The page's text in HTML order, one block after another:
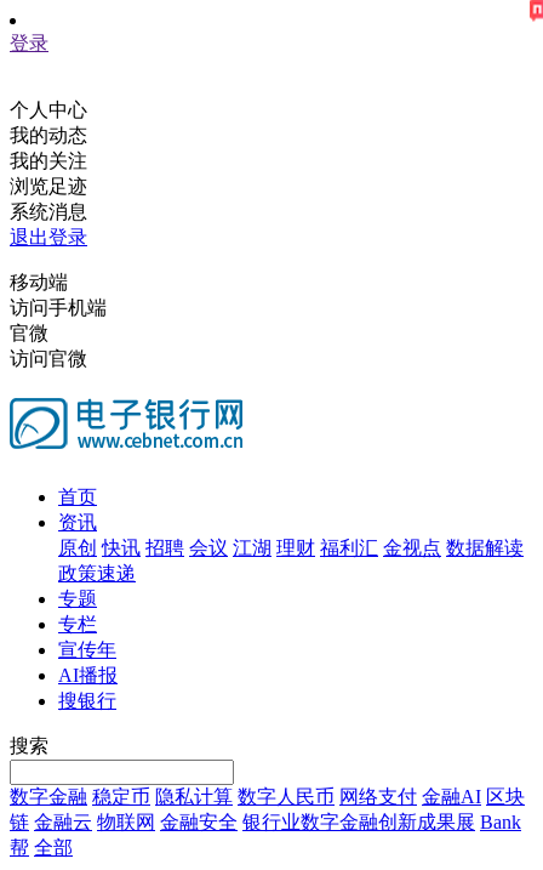
登录
个人中心
我的动态
我的关注
浏览足迹
系统消息
退出登录
移动端
访问手机端
官微
访问官微
首页
资讯
原创 快讯 招聘 会议 江湖 理财 福利汇 金视点 数据解读
政策速递
专题
专栏
宣传年
AI播报
搜银行
搜索
数字金融 稳定币 隐私计算 数字人民币 网络支付 金融AI 区块
链 金融云 物联网 金融安全 银行业数字金融创新成果展 Bank
帮 全部